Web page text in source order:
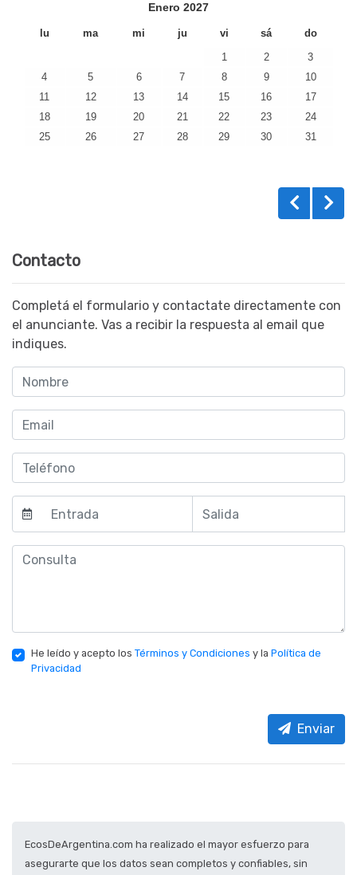
Enero 2027
lu ma mi ju vi sá do
1 2
3
4
5 6 7 8 9
10
11
12 13 14 15 16
17
18
19 20 21 22 23
24
25
26 27 28 29 30 31
Contacto
Completá el formulario y contactate directamente con
el anunciante. Vas a recibir la respuesta al email que
indiques.
He leído y acepto los Términos y Condiciones y la Política de
Privacidad
Enviar
EcosDeArgentina.com ha realizado el mayor esfuerzo para
asegurarte que los datos sean completos y confiables, sin